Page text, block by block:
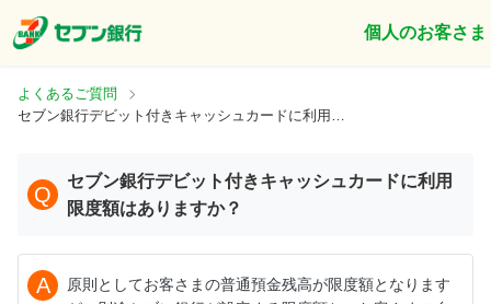
個人のお客さま
よくあるご質問
セブン銀行デビット付きキャッシュカードに利用限度額はありますか？
Q
セブン銀行デビット付きキャッシュカードに利用
限度額はありますか？
A
原則としてお客さまの普通預金残高が限度額となります